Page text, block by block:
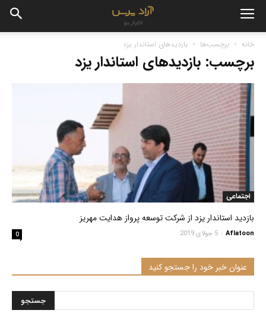
خانه برچسب‌ها بازدیدهای استاندار یزد
برچسب: بازدیدهای استاندار یزد
اجتماعی
بازدید استاندار یزد از شرکت توسعه پرواز هدایت مهریز
Aflatoon
- 5 جولای 2019 0
عنوان خبر خود را جستجو کنید